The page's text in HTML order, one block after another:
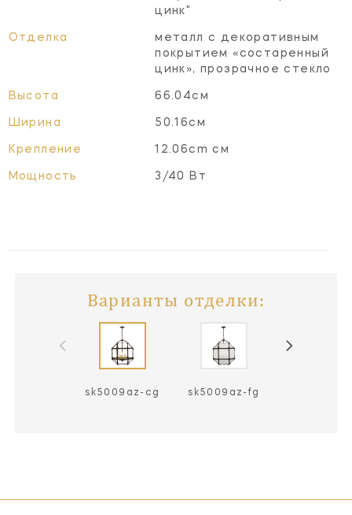
цинк"
Отделка
металл с декоративным
покрытием «состаренный
цинк», прозрачное стекло
Высота 66.04см
Ширина 50.16см
Крепление 12.06cm см
Мощность 3/40 Вт
Варианты отделки:
sk5009az-cg sk5009az-fg